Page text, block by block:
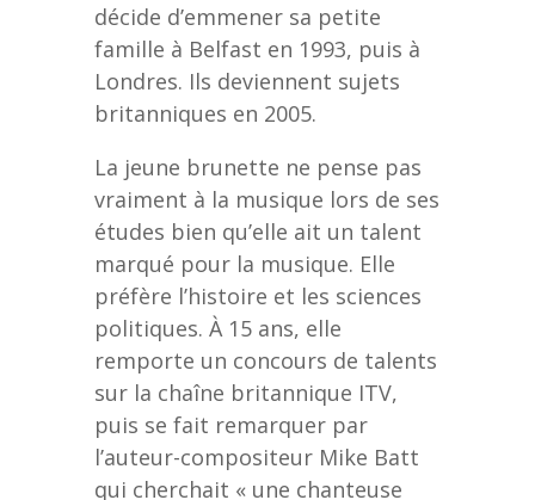
décide d’emmener sa petite
famille à Belfast en 1993, puis à
Londres. Ils deviennent sujets
britanniques en 2005.
La jeune brunette ne pense pas
vraiment à la musique lors de ses
études bien qu’elle ait un talent
marqué pour la musique. Elle
préfère l’histoire et les sciences
politiques. À 15 ans, elle
remporte un concours de talents
sur la chaîne britannique ITV,
puis se fait remarquer par
l’auteur-compositeur Mike Batt
qui cherchait « une chanteuse